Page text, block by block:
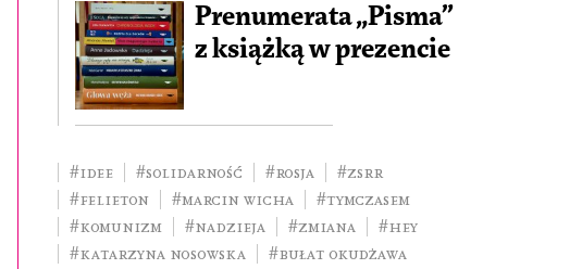
Prenumerata „Pisma”
z książką w prezencie
#idee #Solidarność #Rosja
#ZSRR
#felieton
#Marcin Wicha
#tymczasem
#Komunizm
#nadzieja #zmiana
#Hey
#Katarzyna Nosowska
#Bułat Okudżawa